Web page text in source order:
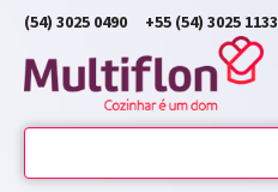
(54) 3025 0490 +55 (54) 3025 1133